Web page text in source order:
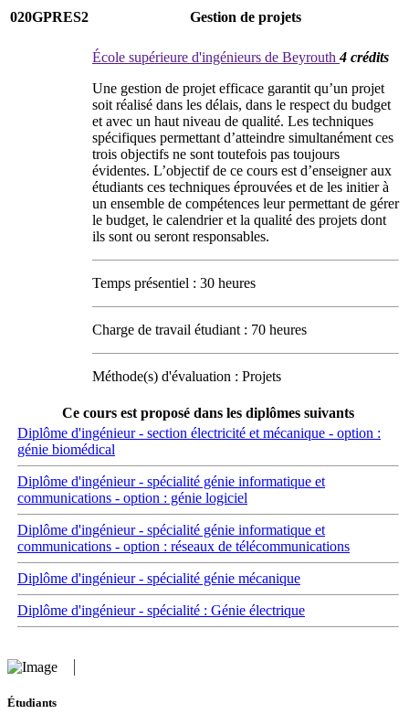
020GPRES2 Gestion de projets
École supérieure d'ingénieurs de Beyrouth4 crédits
Une gestion de projet efficace garantit qu’un projet
soit réalisé dans les délais, dans le respect du budget
et avec un haut niveau de qualité. Les techniques
spécifiques permettant d’atteindre simultanément ces
trois objectifs ne sont toutefois pas toujours
évidentes. L’objectif de ce cours est d’enseigner aux
étudiants ces techniques éprouvées et de les initier à
un ensemble de compétences leur permettant de gérer
le budget, le calendrier et la qualité des projets dont
ils sont ou seront responsables.
Temps présentiel : 30 heures
Charge de travail étudiant : 70 heures
Méthode(s) d'évaluation : Projets
Ce cours est proposé dans les diplômes suivants
Diplôme d'ingénieur - section électricité et mécanique - option :
génie biomédical
Diplôme d'ingénieur - spécialité génie informatique et
communications - option : génie logiciel
Diplôme d'ingénieur - spécialité génie informatique et
communications - option : réseaux de télécommunications
Diplôme d'ingénieur - spécialité génie mécanique
Diplôme d'ingénieur - spécialité : Génie électrique
Étudiants